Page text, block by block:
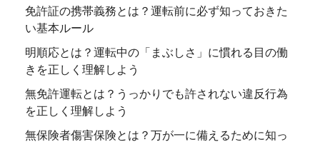
免許証の携帯義務とは？運転前に必ず知っておきた
い基本ルール
明順応とは？運転中の「まぶしさ」に慣れる目の働
きを正しく理解しよう
無免許運転とは？うっかりでも許されない違反行為
を正しく理解しよう
無保険者傷害保険とは？万が一に備えるために知っ